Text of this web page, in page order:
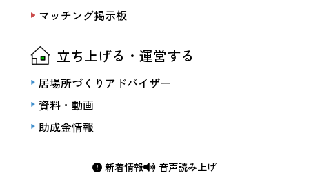
新着情報 音声読み上げ
マッチング掲示板
立ち上げる・運営する
居場所づくりアドバイザー
資料・動画
助成金情報